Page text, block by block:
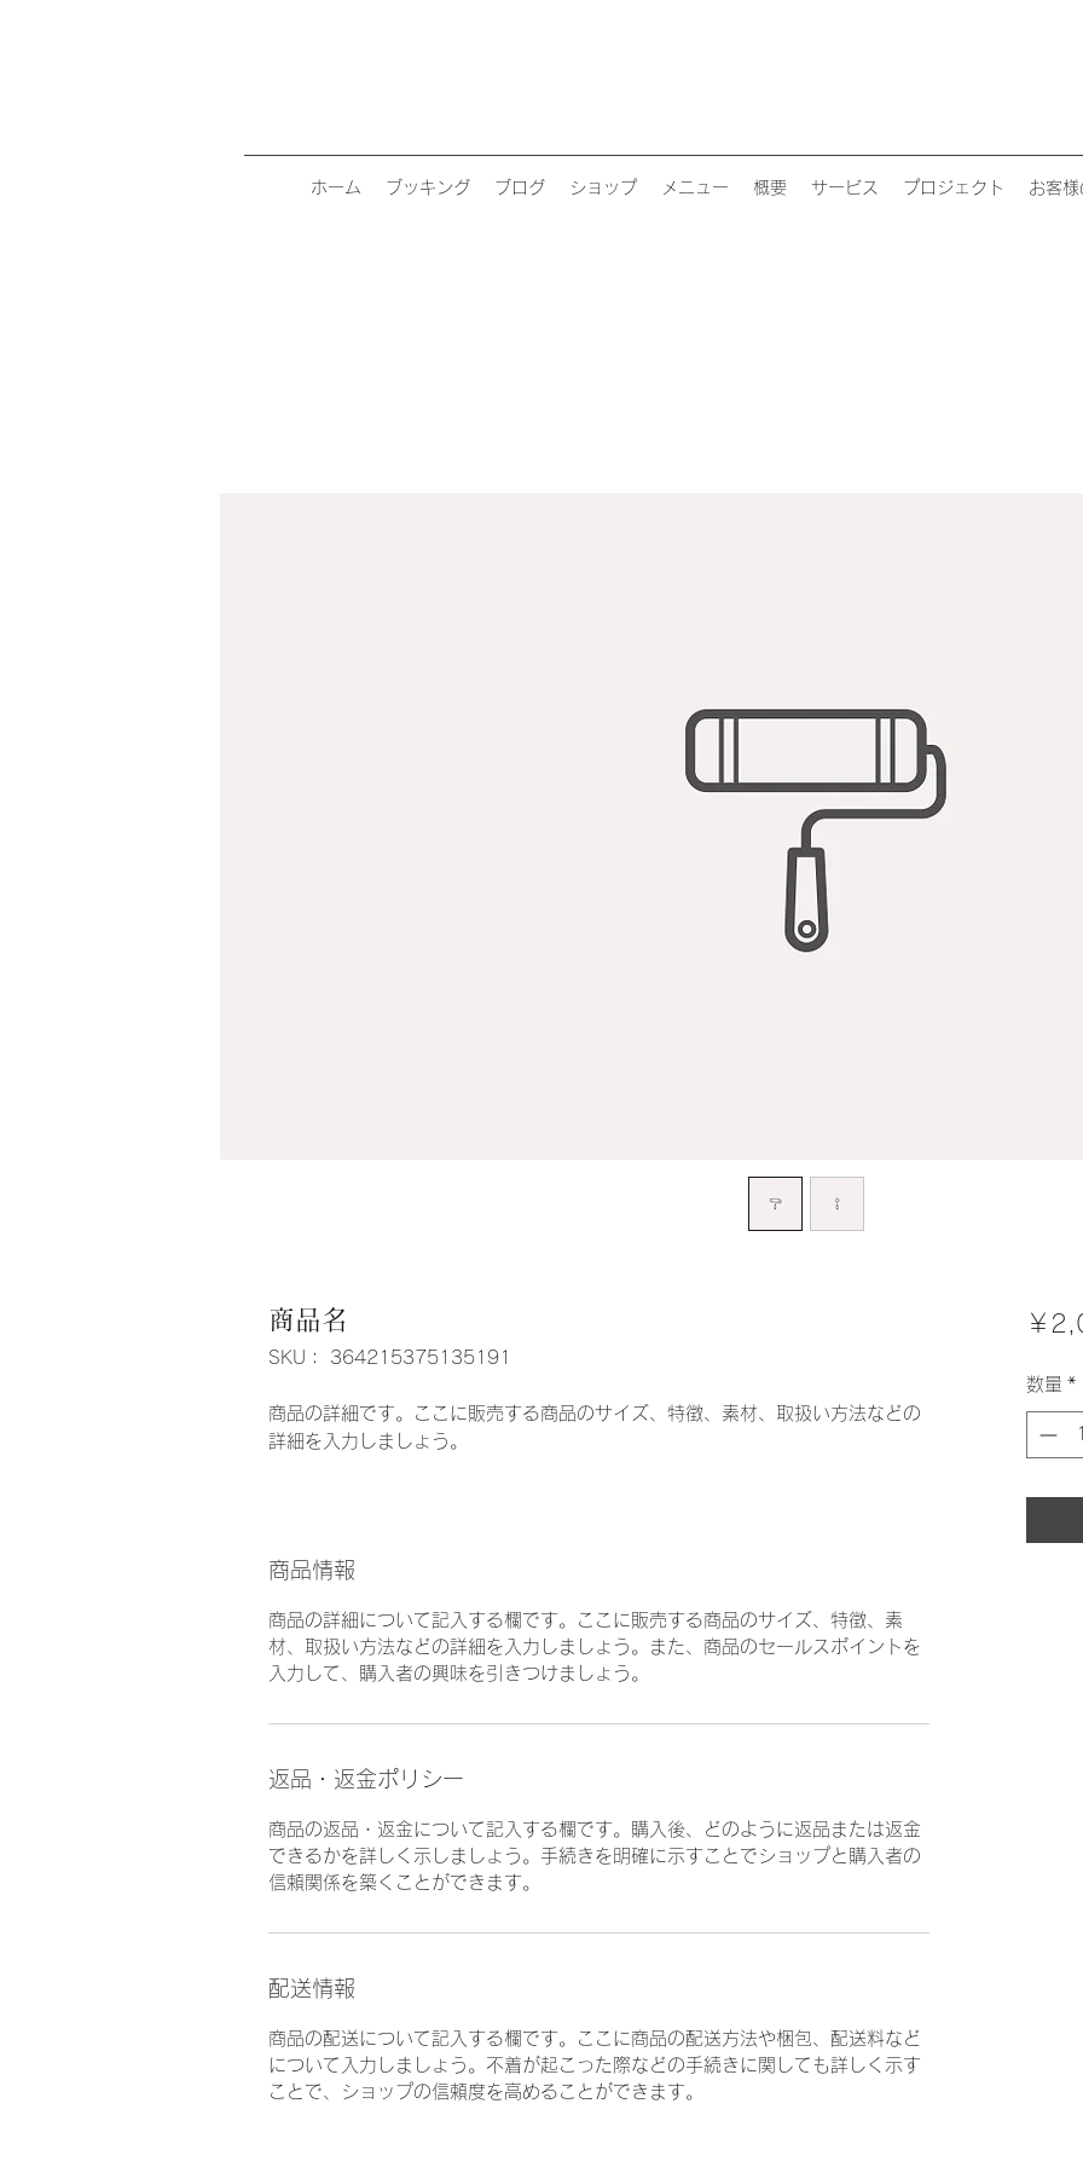
ホーム ブッキング ブログ ショップ メニュー 概要 サービス プロジェクト お客様
商品名
SKU： 364215375135191
商品の詳細です。ここに販売する商品のサイズ、特徴、素材、取扱い方法などの
詳細を入力しましょう。
商品情報
商品の詳細について記入する欄です。ここに販売する商品のサイズ、特徴、素
材、取扱い方法などの詳細を入力しましょう。また、商品のセールスポイントを
入力して、購入者の興味を引きつけましょう。
返品・返金ポリシー
商品の返品・返金について記入する欄です。購入後、どのように返品または返金
できるかを詳しく示しましょう。手続きを明確に示すことでショップと購入者の
信頼関係を築くことができます。
配送情報
商品の配送について記入する欄です。ここに商品の配送方法や梱包、配送料など
について入力しましょう。不着が起こった際などの手続きに関しても詳しく示す
ことで、ショップの信頼度を高めることができます。
￥
数量 *